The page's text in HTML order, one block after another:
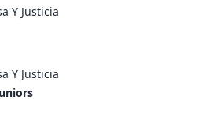
Y Justicia
Y Justicia